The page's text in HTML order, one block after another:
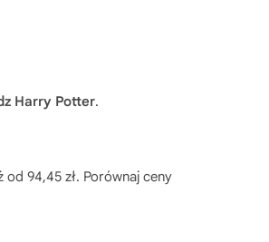
Harry Potter.
od 94,45 zł. Porównaj ceny